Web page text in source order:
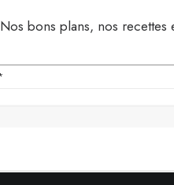
Nos bons plans, nos recettes